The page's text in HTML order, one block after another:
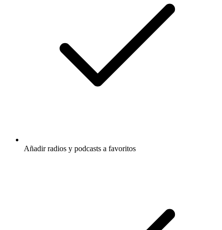
Añadir radios y podcasts a favoritos